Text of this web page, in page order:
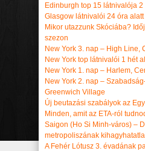
Edinburgh top 15 látnivalója 2
Glasgow látnivalói 24 óra alatt
Mikor utazzunk Skóciába?
szezon
New York 3. nap – High Line,
New York top látnivalói 1 hét
New York 1. nap – Harlem,
New York 2. nap –
Greenwich Village
Új beutazási szabályok az
Minden, amit az ETA-ról
Saigon (Ho Si Minh-város) –
metropoliszának
A Fehér Lótusz 3. évadának